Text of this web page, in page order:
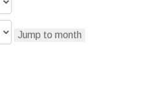
Jump to month